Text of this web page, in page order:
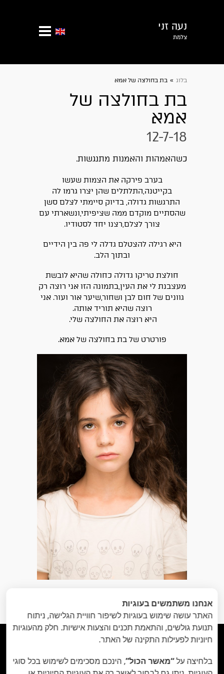
נעה זני
צלמת
בלוג » בת בחולצה של אמא
בת בחולצה של
אמא
12-7-18
כשהאמהות והאמנות מתנגשות.
בערב פירקה את הצמות שעשו
בקייטנה,התלתלים שהן יצרו גרמו לה
התרגשות גדולה, בדיוק סיימתי לצלם סשן
שהסתיים מוקדם ממה שציפיתי,ונשארתי עם
צורך לצלם,רצנו יחד לסטודיו.
היא רגילה להצטלם גדלה לי פה בין הידיים
ובתוך הלב.
חולצת טריקו גדולה כחולה שהיא לובשת
מעצבנת לי את העין,בתמונה הזו אני רוצה רק
גוונים של חום לבן ושחור,שיער אור ועור. אני
רוצה שהיא תוריד אותה.
היא רוצה את החולצה שלי.
פורטרט של בת בחולצה של אמא.
הקודם: רותם

אנחנו משתמשים בעוגיות
האתר עושה שימוש בעוגיות לשיפור חוויית הגלישה, ניתוח
תנועת גולשים, והתאמת תכנים והצעות אישיות. חלק מהעוגיות
חיוניות לפעילות התקינה של האתר.
בלחיצה על“מאשר הכול”, הינכם מסכימים לשימוש בכל סוגי